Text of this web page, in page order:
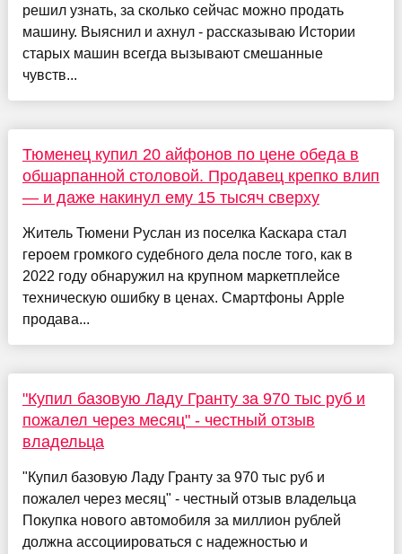
решил узнать, за сколько сейчас можно продать
машину. Выяснил и ахнул - рассказываю Истории
старых машин всегда вызывают смешанные
чувств...
Тюменец купил 20 айфонов по цене обеда в
обшарпанной столовой. Продавец крепко влип
— и даже накинул ему 15 тысяч сверху
Житель Тюмени Руслан из поселка Каскара стал
героем громкого судебного дела после того, как в
2022 году обнаружил на крупном маркетплейсе
техническую ошибку в ценах. Смартфоны Apple
продава...
"Купил базовую Ладу Гранту за 970 тыс руб и
пожалел через месяц" - честный отзыв
владельца
"Купил базовую Ладу Гранту за 970 тыс руб и
пожалел через месяц" - честный отзыв владельца
Покупка нового автомобиля за миллион рублей
должна ассоциироваться с надежностью и